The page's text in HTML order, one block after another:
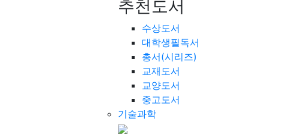
추천도서
수상도서
대학생필독서
총서(시리즈)
교재도서
교양도서
중고도서
기술과학